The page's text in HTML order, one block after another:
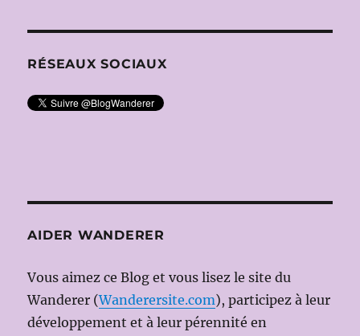
RÉSEAUX SOCIAUX
AIDER WANDERER
Vous aimez ce Blog et vous lisez le site du
Wanderer (Wanderersite.com), participez à leur
développement et à leur pérennité en